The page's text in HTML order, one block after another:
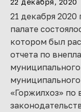
21 декабря
палате
котором был
отчета по
«Горжилхоз» по